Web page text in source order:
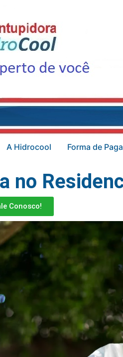
A Hidrocool Forma de
no
Conosco!